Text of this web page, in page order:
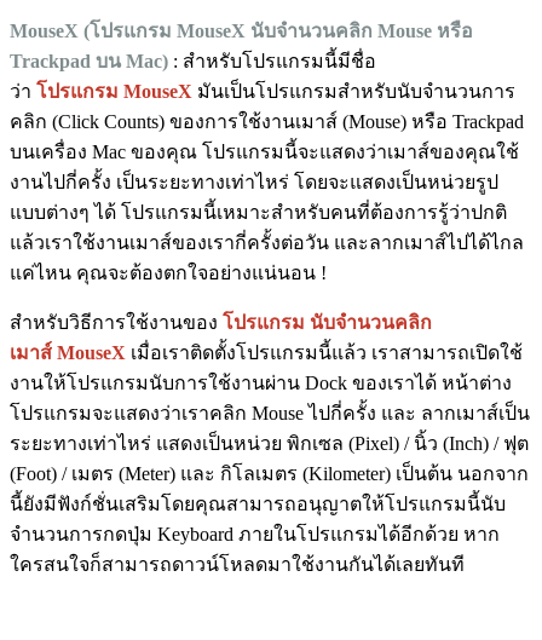
MouseX (โปรแกรม MouseX นับจำนวนคลิก Mouse หรือ
Trackpad บน Mac) : สำหรับโปรแกรมนี้มีชื่อ
ว่า โปรแกรม MouseX มันเป็นโปรแกรมสำหรับนับจำนวนการ
คลิก (Click Counts) ของการใช้งานเมาส์ (Mouse) หรือ Trackpad
บนเครื่อง Mac ของคุณ โปรแกรมนี้จะแสดงว่าเมาส์ของคุณใช้
งานไปกี่ครั้ง เป็นระยะทางเท่าไหร่ โดยจะแสดงเป็นหน่วยรูป
แบบต่างๆ ได้ โปรแกรมนี้เหมาะสำหรับคนที่ต้องการรู้ว่าปกติ
แล้วเราใช้งานเมาส์ของเรากี่ครั้งต่อวัน และลากเมาส์ไปได้ไกล
แค่ไหน คุณจะต้องตกใจอย่างแน่นอน !
สำหรับวิธีการใช้งานของ โปรแกรม นับจำนวนคลิก
เมาส์ MouseX เมื่อเราติดตั้งโปรแกรมนี้แล้ว เราสามารถเปิดใช้
งานให้โปรแกรมนับการใช้งานผ่าน Dock ของเราได้ หน้าต่าง
โปรแกรมจะแสดงว่าเราคลิก Mouse ไปกี่ครั้ง และ ลากเมาส์เป็น
ระยะทางเท่าไหร่ แสดงเป็นหน่วย พิกเซล (Pixel) / นิ้ว (Inch) / ฟุต
(Foot) / เมตร (Meter) และ กิโลเมตร (Kilometer) เป็นต้น นอกจาก
นี้ยังมีฟังก์ชั่นเสริมโดยคุณสามารถอนุญาตให้โปรแกรมนี้นับ
จำนวนการกดปุ่ม Keyboard ภายในโปรแกรมได้อีกด้วย หาก
ใครสนใจก็สามารถดาวน์โหลดมาใช้งานกันได้เลยทันที